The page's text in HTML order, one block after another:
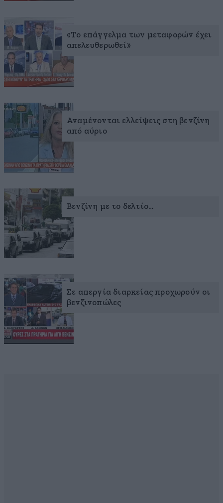
«Το επάγγελμα των μεταφορών έχει
απελευθερωθεί»
Αναμένονται ελλείψεις στη βενζίνη
από αύριο
Βενζίνη με το δελτίο…
Σε απεργία διαρκείας προχωρούν οι
βενζινοπώλες